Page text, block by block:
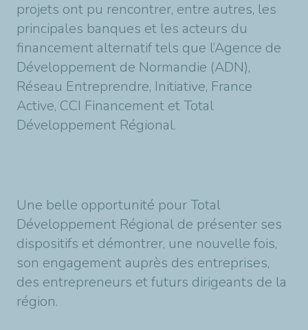
projets ont pu rencontrer, entre autres, les
principales banques et les acteurs du
financement alternatif tels que l’Agence de
Développement de Normandie (ADN),
Réseau Entreprendre, Initiative, France
Active, CCI Financement et Total
Développement Régional.
Une belle opportunité pour Total
Développement Régional de présenter ses
dispositifs et démontrer, une nouvelle fois,
son engagement auprès des entreprises,
des entrepreneurs et futurs dirigeants de la
région.